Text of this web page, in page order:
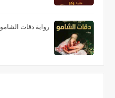
رواية دقات الشامو